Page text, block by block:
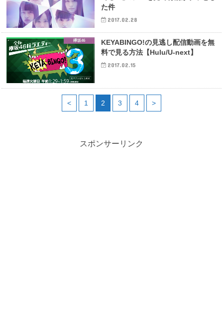
た件
2017.02.28
欅坂46
KEYABINGO!の見逃し配信動画を無
料で見る方法【Hulu/U-next】
2017.02.15
< 1 2 3 4 >
スポンサーリンク